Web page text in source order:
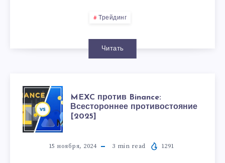
Трейдинг
Читать
MEXC против Binance:
Всестороннее противостояние
[2025]
15 ноября, 2024 3 min read 1291